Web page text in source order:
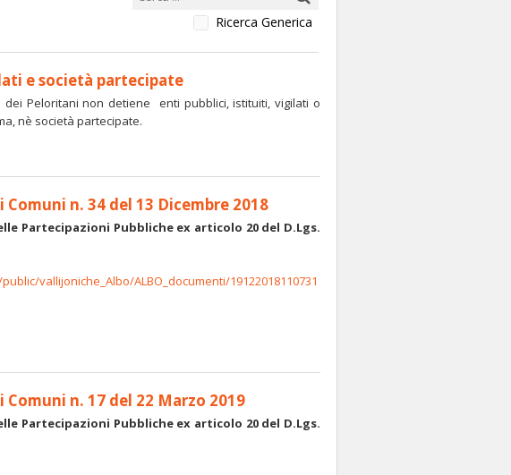
Ricerca Generica
e società partecipate
dei Peloritani non detiene enti pubblici, istituiti, vigilati o
nè società partecipate.
n. 34 del 13 Dicembre 2018
Partecipazioni Pubbliche ex articolo 20 del D.Lgs.
vallijoniche_Albo/ALBO_documenti/19122018110731
n. 17 del 22 Marzo 2019
Partecipazioni Pubbliche ex articolo 20 del D.Lgs.